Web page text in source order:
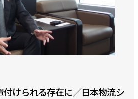
付けられる存在に／日本物流シ